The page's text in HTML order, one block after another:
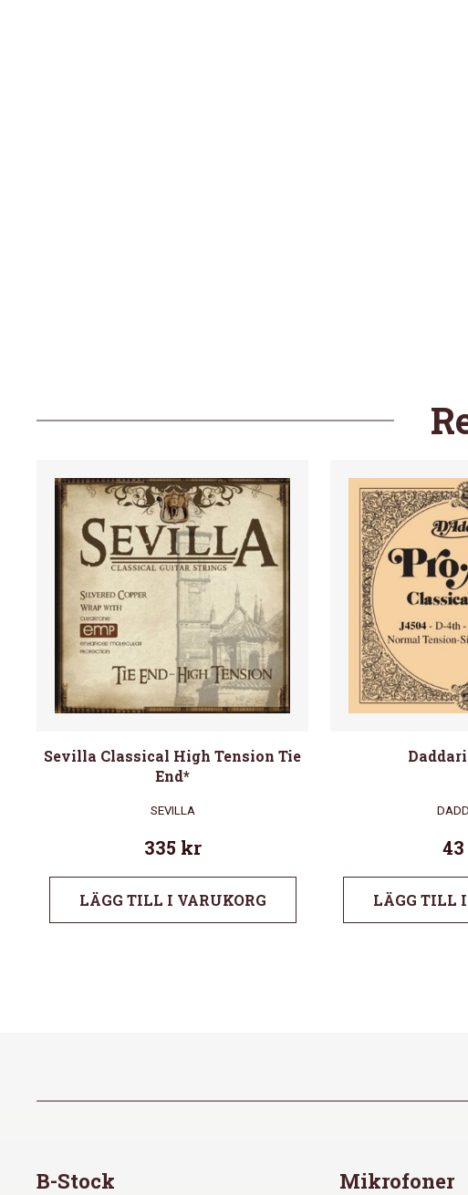
Sevilla Classical High Tension Tie
End*
SEVILLA
335 kr
LÄGG TILL I VARUKORG
43
LÄGG TILL
B-Stock
Mikrofoner